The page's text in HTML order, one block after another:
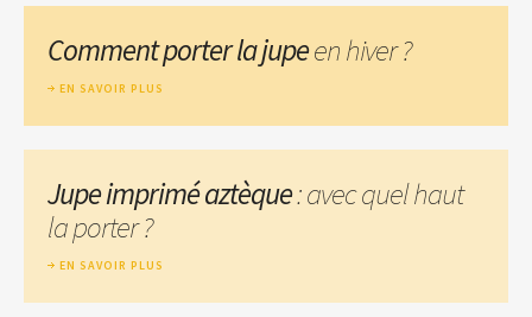
Comment porter la jupeen hiver ?
EN SAVOIR PLUS
Jupe imprimé aztèque: avec quel haut
la porter ?
EN SAVOIR PLUS